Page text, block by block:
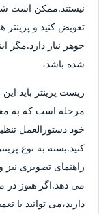
نیستند.ممکن است
تعویض کنید و پرینتر
جوهر نیاز دارد.مگر
شده باشد،
ریست پرینتر باید
مرحله است که به
خود دستورالعمل
کنید.بسته به نوع
راهنمای تصویری
می دهد.اگر هنوز
دارید،می توانید با